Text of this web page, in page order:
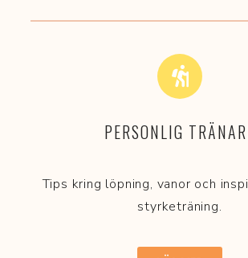
PERSONLIG
Tips kring löpning, vanor och
styrketräning.